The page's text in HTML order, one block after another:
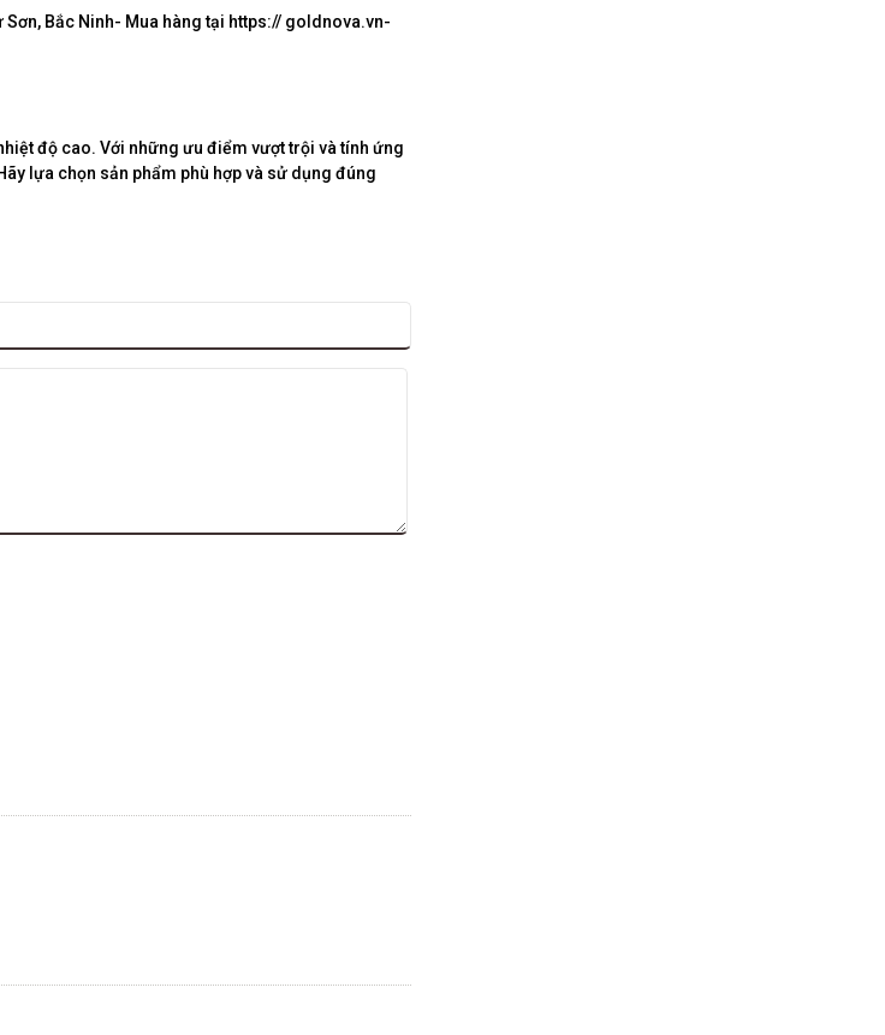
Sơn, Bắc Ninh- Mua hàng tại https:// goldnova.vn-
độ cao. Với những ưu điểm vượt trội và tính ứng
lựa chọn sản phẩm phù hợp và sử dụng đúng